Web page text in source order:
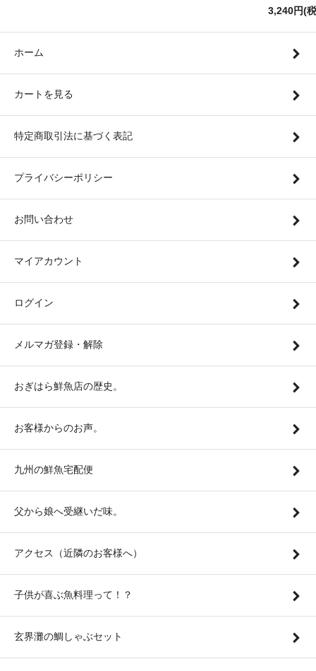
3,240円(
ホーム
カートを見る
特定商取引法に基づく表記
プライバシーポリシー
お問い合わせ
マイアカウント
ログイン
メルマガ登録・解除
おぎはら鮮魚店の歴史。
お客様からのお声。
九州の鮮魚宅配便
父から娘へ受継いだ味。
アクセス（近隣のお客様へ）
子供が喜ぶ魚料理って！？
玄界灘の鯛しゃぶセット